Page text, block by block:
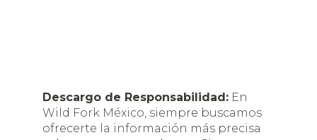
Descargo de Responsabilidad: En
Wild Fork México, siempre buscamos
ofrecerte la información más precisa